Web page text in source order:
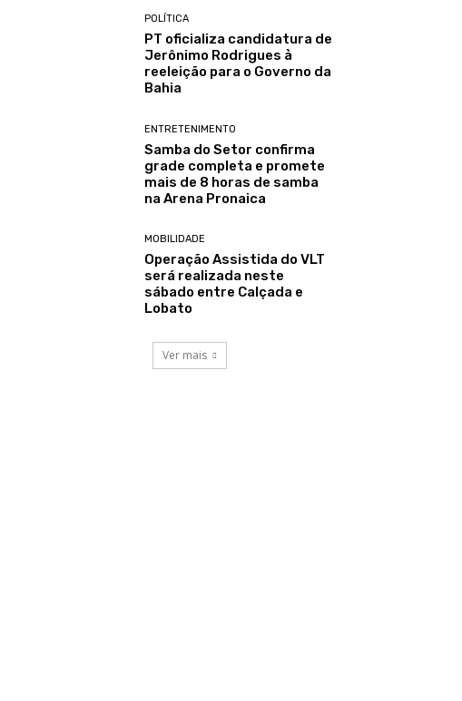
POLÍTICA
PT oficializa candidatura de
Jerônimo Rodrigues à
reeleição para o Governo da
Bahia
ENTRETENIMENTO
Samba do Setor confirma
grade completa e promete
mais de 8 horas de samba
na Arena Pronaica
MOBILIDADE
Operação Assistida do VLT
será realizada neste
sábado entre Calçada e
Lobato
Ver mais